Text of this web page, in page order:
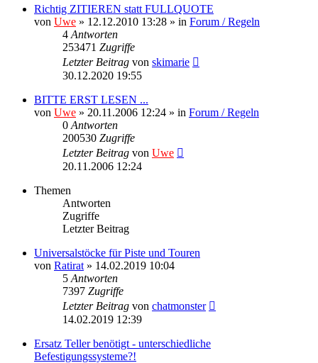
Richtig ZITIEREN statt FULLQUOTE
von Uwe » 12.12.2010 13:28 » in Forum / Regeln
4 Antworten
253471 Zugriffe
Letzter Beitrag von skimarie
30.12.2020 19:55
BITTE ERST LESEN ...
von Uwe » 20.11.2006 12:24 » in Forum / Regeln
0 Antworten
200530 Zugriffe
Letzter Beitrag von Uwe
20.11.2006 12:24
Themen
Antworten
Zugriffe
Letzter Beitrag
Universalstöcke für Piste und Touren
von Ratirat » 14.02.2019 10:04
5 Antworten
7397 Zugriffe
Letzter Beitrag von chatmonster
14.02.2019 12:39
Ersatz Teller benötigt - unterschiedliche
Befestigungssysteme?!